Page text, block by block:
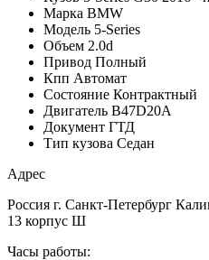
Марка BMW
Модель 5-Series
Объем 2.0d
Привод Полный
Кпп Автомат
Состояние Контрактный
Двигатель B47D20A
Документ ГТД
Тип кузова Седан
Адрес
Россия г. Санкт-Петербург
13 корпус Ш
Часы работы: